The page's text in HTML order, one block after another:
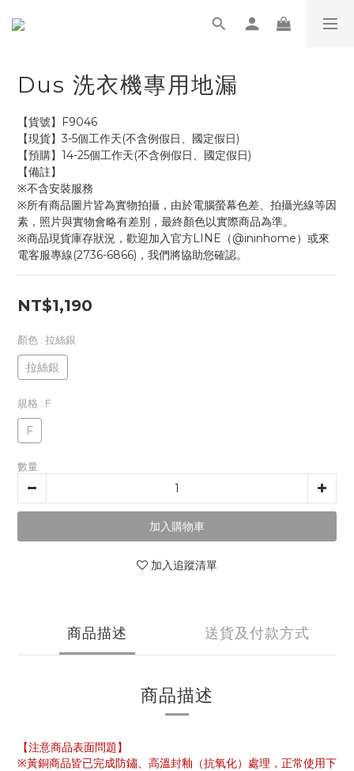
Dus 洗衣機專用地漏
【貨號】F9046
【現貨】3-5個工作天(不含例假日、國定假日)
【預購】14-25個工作天(不含例假日、國定假日)
【備註】
※不含安裝服務
※所有商品圖片皆為實物拍攝，由於電腦螢幕色差、拍攝光線等因
素，照片與實物會略有差別，最終顏色以實際商品為準。
※商品現貨庫存狀況，歡迎加入官方LINE（@ininhome）或來
電客服專線(2736-6866)，我們將協助您確認。
NT$1,190
顏色 : 拉絲銀
拉絲銀
規格 : F
F
數量
加入購物車
加入追蹤清單
商品描述 送貨及付款方式
商品描述
【注意商品表面問題】
※黃銅商品皆已完成防鏽、高溫封釉（抗氧化）處理，正常使用下